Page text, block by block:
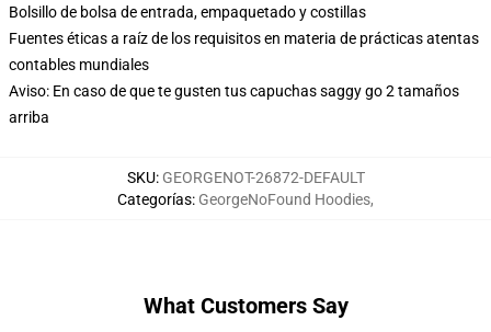
Bolsillo de bolsa de entrada, empaquetado y costillas
Fuentes éticas a raíz de los requisitos en materia de prácticas atentas
contables mundiales
Aviso: En caso de que te gusten tus capuchas saggy go 2 tamaños
arriba
SKU: GEORGENOT-26872-DEFAULT
Categorías: GeorgeNoFound Hoodies,
What Customers Say